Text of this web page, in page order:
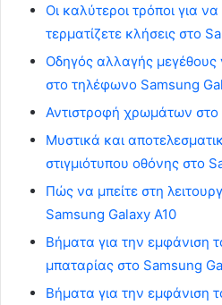
Οι καλύτεροι τρόποι για
τερματίζετε κλήσεις στο
Οδηγός αλλαγής
στο τηλέφωνο Samsung
Αντιστροφή χρωμάτων στο
Μυστικά και
στιγμιότυπου οθόνης στο
Πώς να μπείτε στη
Samsung Galaxy A10
Βήματα για την εμφάνιση
μπαταρίας στο Samsung
Βήματα για την εμφάνιση